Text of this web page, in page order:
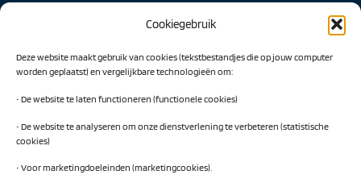
Cookiegebruik
Deze website maakt gebruik van cookies (tekstbestandjes die op jouw computer
worden geplaatst) en vergelijkbare technologieën om:
• De website te laten functioneren (functionele cookies)
• De website te analyseren om onze dienstverlening te verbeteren (statistische
cookies)
• Voor marketingdoeleinden (marketingcookies).
AI Readiness Scan
Traineeship SN Data & AI
Projecten